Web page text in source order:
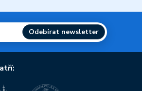
Odebírat newsletter